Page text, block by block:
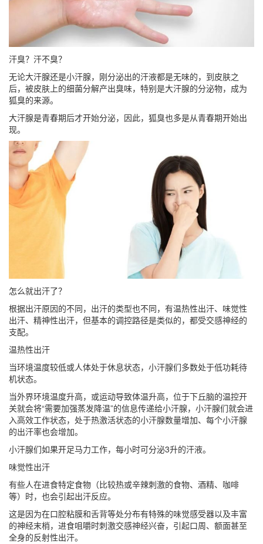
汗臭？汗不臭？
无论大汗腺还是小汗腺，刚分泌出的汗液都是无味的，到皮肤之
后，被皮肤上的细菌分解产出臭味，特别是大汗腺的分泌物，成为
狐臭的来源。
大汗腺是青春期后才开始分泌，因此，狐臭也多是从青春期开始出
现。
怎么就出汗了？
根据出汗原因的不同，出汗的类型也不同，有温热性出汗、味觉性
出汗、精神性出汗，但基本的调控路径是类似的，都受交感神经的
支配。
温热性出汗
当环境温度较低或人体处于休息状态，小汗腺们多数处于低功耗待
机状态。
当外界环境温度升高，或运动导致体温升高，位于下丘脑的温控开
关就会将“需要加强蒸发降温”的信息传递给小汗腺，小汗腺们就会进
入高效工作状态，处于热激活状态的小汗腺数量增加、每个小汗腺
的出汗率也会增加。
小汗腺们如果开足马力工作， 每小时可分泌3升的汗液。
味觉性出汗
有些人在进食特定食物（比较热或辛辣刺激的食物、酒精、咖啡
等）时，也会引起出汗反应。
这是因为在口腔粘膜和舌背等处分布有特殊的味觉感受器以及丰富
的神经末梢，进食咀嚼时刺激交感神经兴奋，引起口周、额面甚至
全身的反射性出汗。